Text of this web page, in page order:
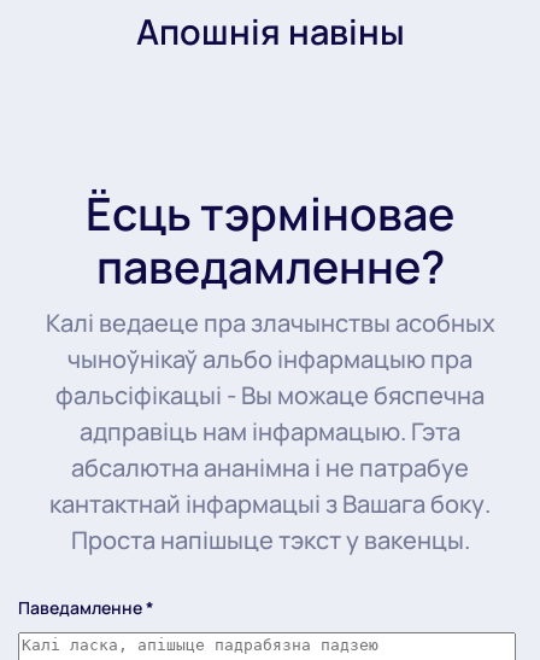
Апошнія навіны
Ёсць тэрміновае
паведамленне?
Калі ведаеце пра злачынствы асобных
чыноўнікаў альбо інфармацыю пра
фальсіфікацыі - Вы можаце бяспечна
адправіць нам інфармацыю. Гэта
абсалютна ананімна і не патрабуе
кантактнай інфармацыі з Вашага боку.
Проста напішыце тэкст у вакенцы.
Паведамленне*